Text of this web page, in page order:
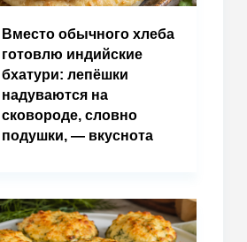
Вместо обычного хлеба
готовлю индийские
бхатури: лепёшки
надуваются на
сковороде, словно
подушки, — вкуснота